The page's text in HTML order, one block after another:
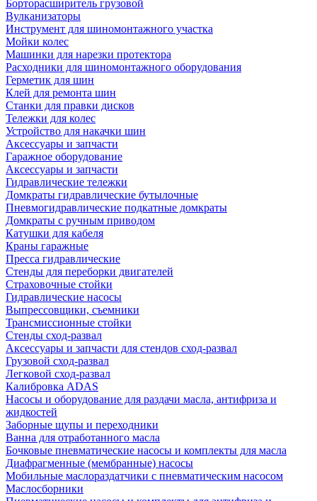
Борторасширитель грузовой
Вулканизаторы
Инструмент для шиномонтажного участка
Мойки колес
Машинки для нарезки протектора
Расходники для шиномонтажного оборудования
Герметик для шин
Клей для ремонта шин
Станки для правки дисков
Тележки для колес
Устройство для накачки шин
Аксессуары и запчасти
Гаражное оборудование
Аксессуары и запчасти
Гидравлические тележки
Домкраты гидравлические бутылочные
Пневмогидравлические подкатные домкраты
Домкраты с ручным приводом
Катушки для кабеля
Краны гаражные
Пресса гидравлические
Стенды для переборки двигателей
Страховочные стойки
Гидравлические насосы
Выпрессовщики, съемники
Трансмиссионные стойки
Стенды сход-развал
Аксессуары и запчасти для стендов сход-развал
Грузовой сход-развал
Легковой сход-развал
Калибровка ADAS
Насосы и оборудование для раздачи масла, антифриза и
жидкостей
Заборные щупы и переходники
Ванна для отработанного масла
Бочковые пневматические насосы и комплекты для масла
Диафрагменные (мембранные) насосы
Мобильные маслораздатчики с пневматическим насосом
Маслосборники